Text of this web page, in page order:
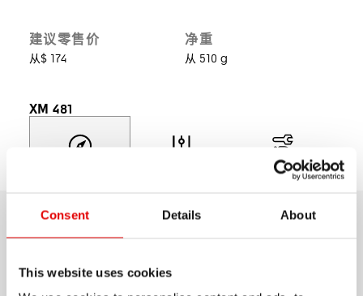
Consent Details About
This website uses cookies
建议零售价
从$ 174
净重
从 510 g
XM 481
产品支持
总览
给喜欢大容量、高支撑的骑手，XM 481。 拥有